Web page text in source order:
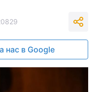
нас в Google